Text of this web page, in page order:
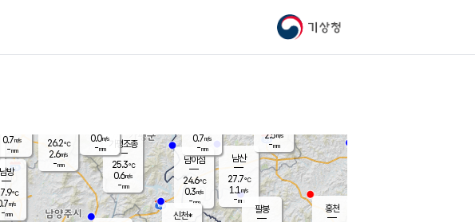
기상청
남이섬
24.6℃
0.3m/s
-mm
남산
27.7℃
1.1 m/s
-mm
팔봉
0.7m/s
-mm
가평조종
25.3℃
0.6m/s
-mm
26.2℃
2.6m/s
-mm
신천*
0.0m/s
-mm
남방
℃
m/s
-mm
홍천
2.5m/s
-mm
0.7m/s
-mm